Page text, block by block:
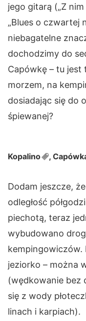
jego gitarą („Z
„Blues o czwartej
niebagatelne
dochodzimy do
Capówkę – tu jest
morzem, na
dosiadając się do
śpiewanej?
Kopalino ,
Dodam jeszcze,
odległość
piechotą, teraz
wybudowano
kempingowiczów.
jeziorko – można
(wędkowanie bez
się z wody
linach i karpiach).